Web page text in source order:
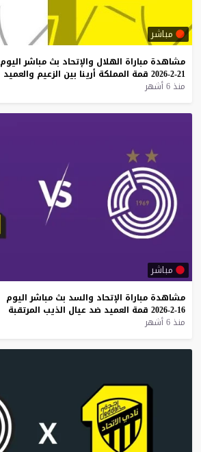
مباشر
مشاهدة مباراة الهلال والإتحاد بث مباشر اليوم
21-2-2026
قمة المملكة أرينا بين الزعيم والعميد
منذ 6 أشهر
مباشر
مشاهدة مباراة الإتحاد والسد بث مباشر اليوم
16-2-2026
قمة العميد ضد عيال الذيب المرتقبة
منذ 6 أشهر